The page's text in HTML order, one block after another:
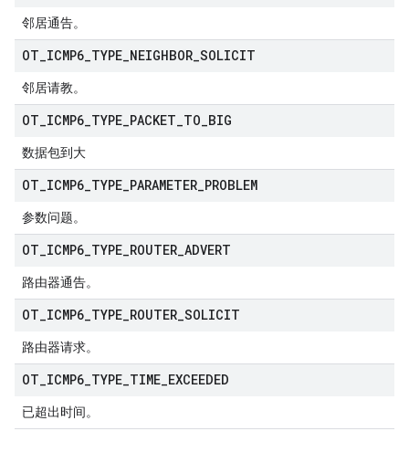
邻居通告。
OT ICMP6 TYPE NEIGHBOR SOLICIT
邻居请教。
OT ICMP6 TYPE PACKET TO BIG
数据包到大
OT ICMP6 TYPE PARAMETER PROBLEM
参数问题。
OT ICMP6 TYPE ROUTER ADVERT
路由器通告。
OT ICMP6 TYPE ROUTER SOLICIT
路由器请求。
OT ICMP6 TYPE TIME EXCEEDED
已超出时间。